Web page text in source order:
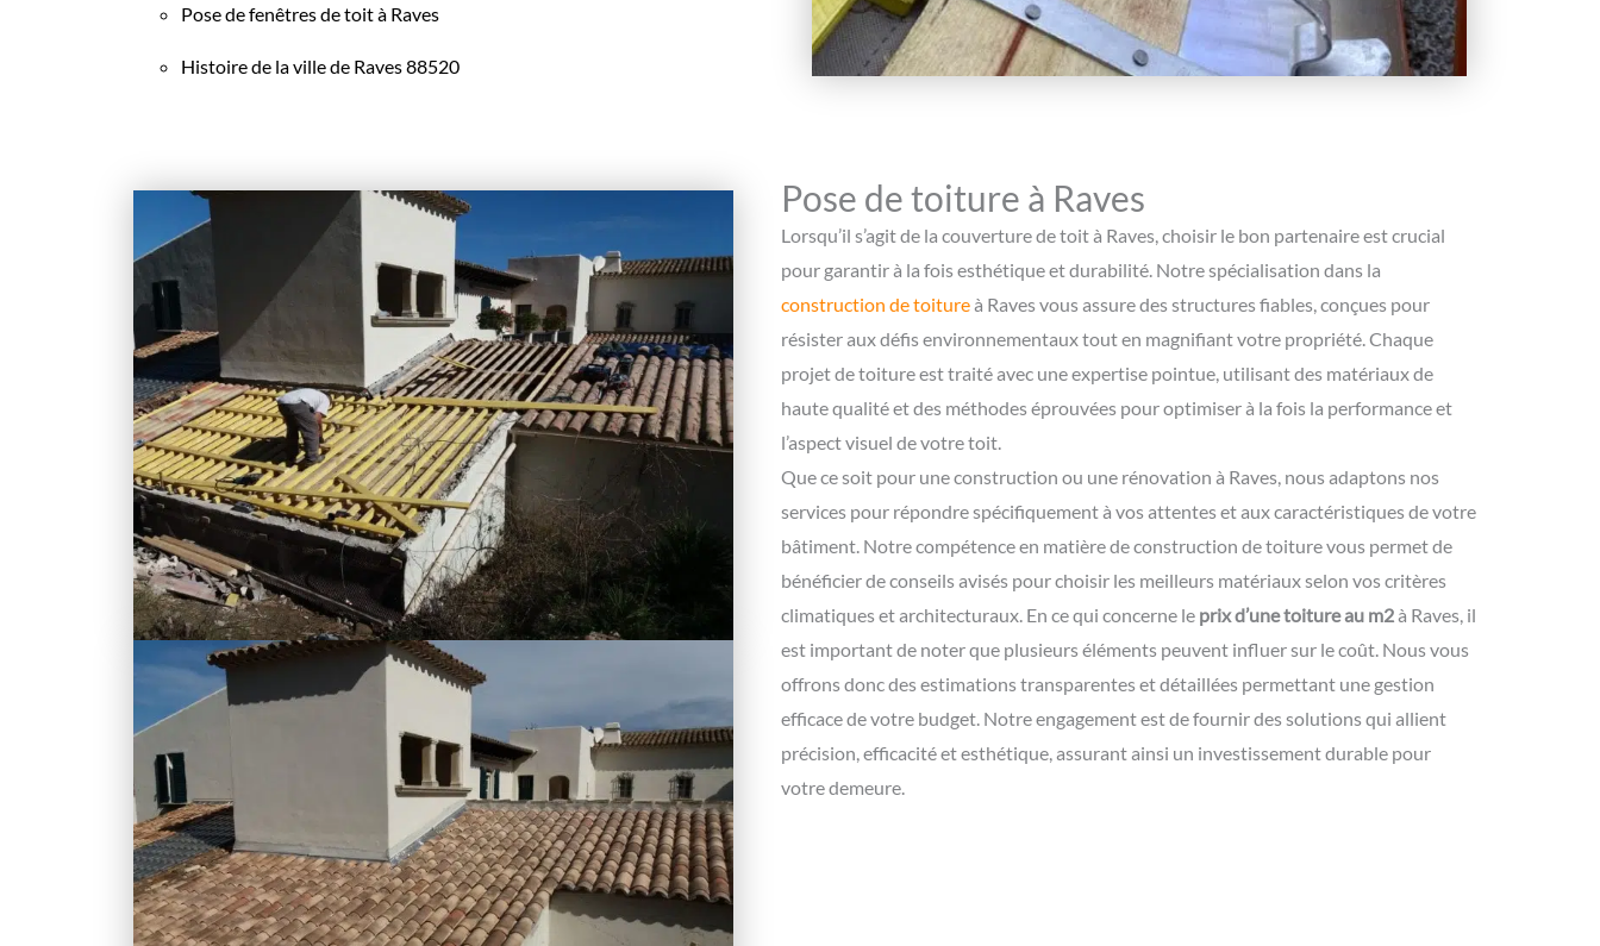
Pose de fenêtres de toit à Raves
Histoire de la ville de Raves 88520
Pose de toiture à Raves
Lorsqu’il s’agit de la couverture de toit à Raves, choisir le bon partenaire est crucial
pour garantir à la fois esthétique et durabilité. Notre spécialisation dans la
construction de toitureà Raves vous assure des structures fiables, conçues pour
résister aux défis environnementaux tout en magnifiant votre propriété. Chaque
projet de toiture est traité avec une expertise pointue, utilisant des matériaux de
haute qualité et des méthodes éprouvées pour optimiser à la fois la performance et
l’aspect visuel de votre toit.
Que ce soit pour une construction ou une rénovation à Raves, nous adaptons nos
services pour répondre spécifiquement à vos attentes et aux caractéristiques de votre
bâtiment. Notre compétence en matière de construction de toiture vous permet de
bénéficier de conseils avisés pour choisir les meilleurs matériaux selon vos critères
climatiques et architecturaux. En ce qui concerne le prix d’une toiture au m2à Raves, il
est important de noter que plusieurs éléments peuvent influer sur le coût. Nous vous
offrons donc des estimations transparentes et détaillées permettant une gestion
efficace de votre budget. Notre engagement est de fournir des solutions qui allient
précision, efficacité et esthétique, assurant ainsi un investissement durable pour
votre demeure.